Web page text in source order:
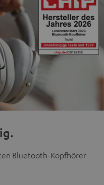
Bluetooth-Kopfhörer